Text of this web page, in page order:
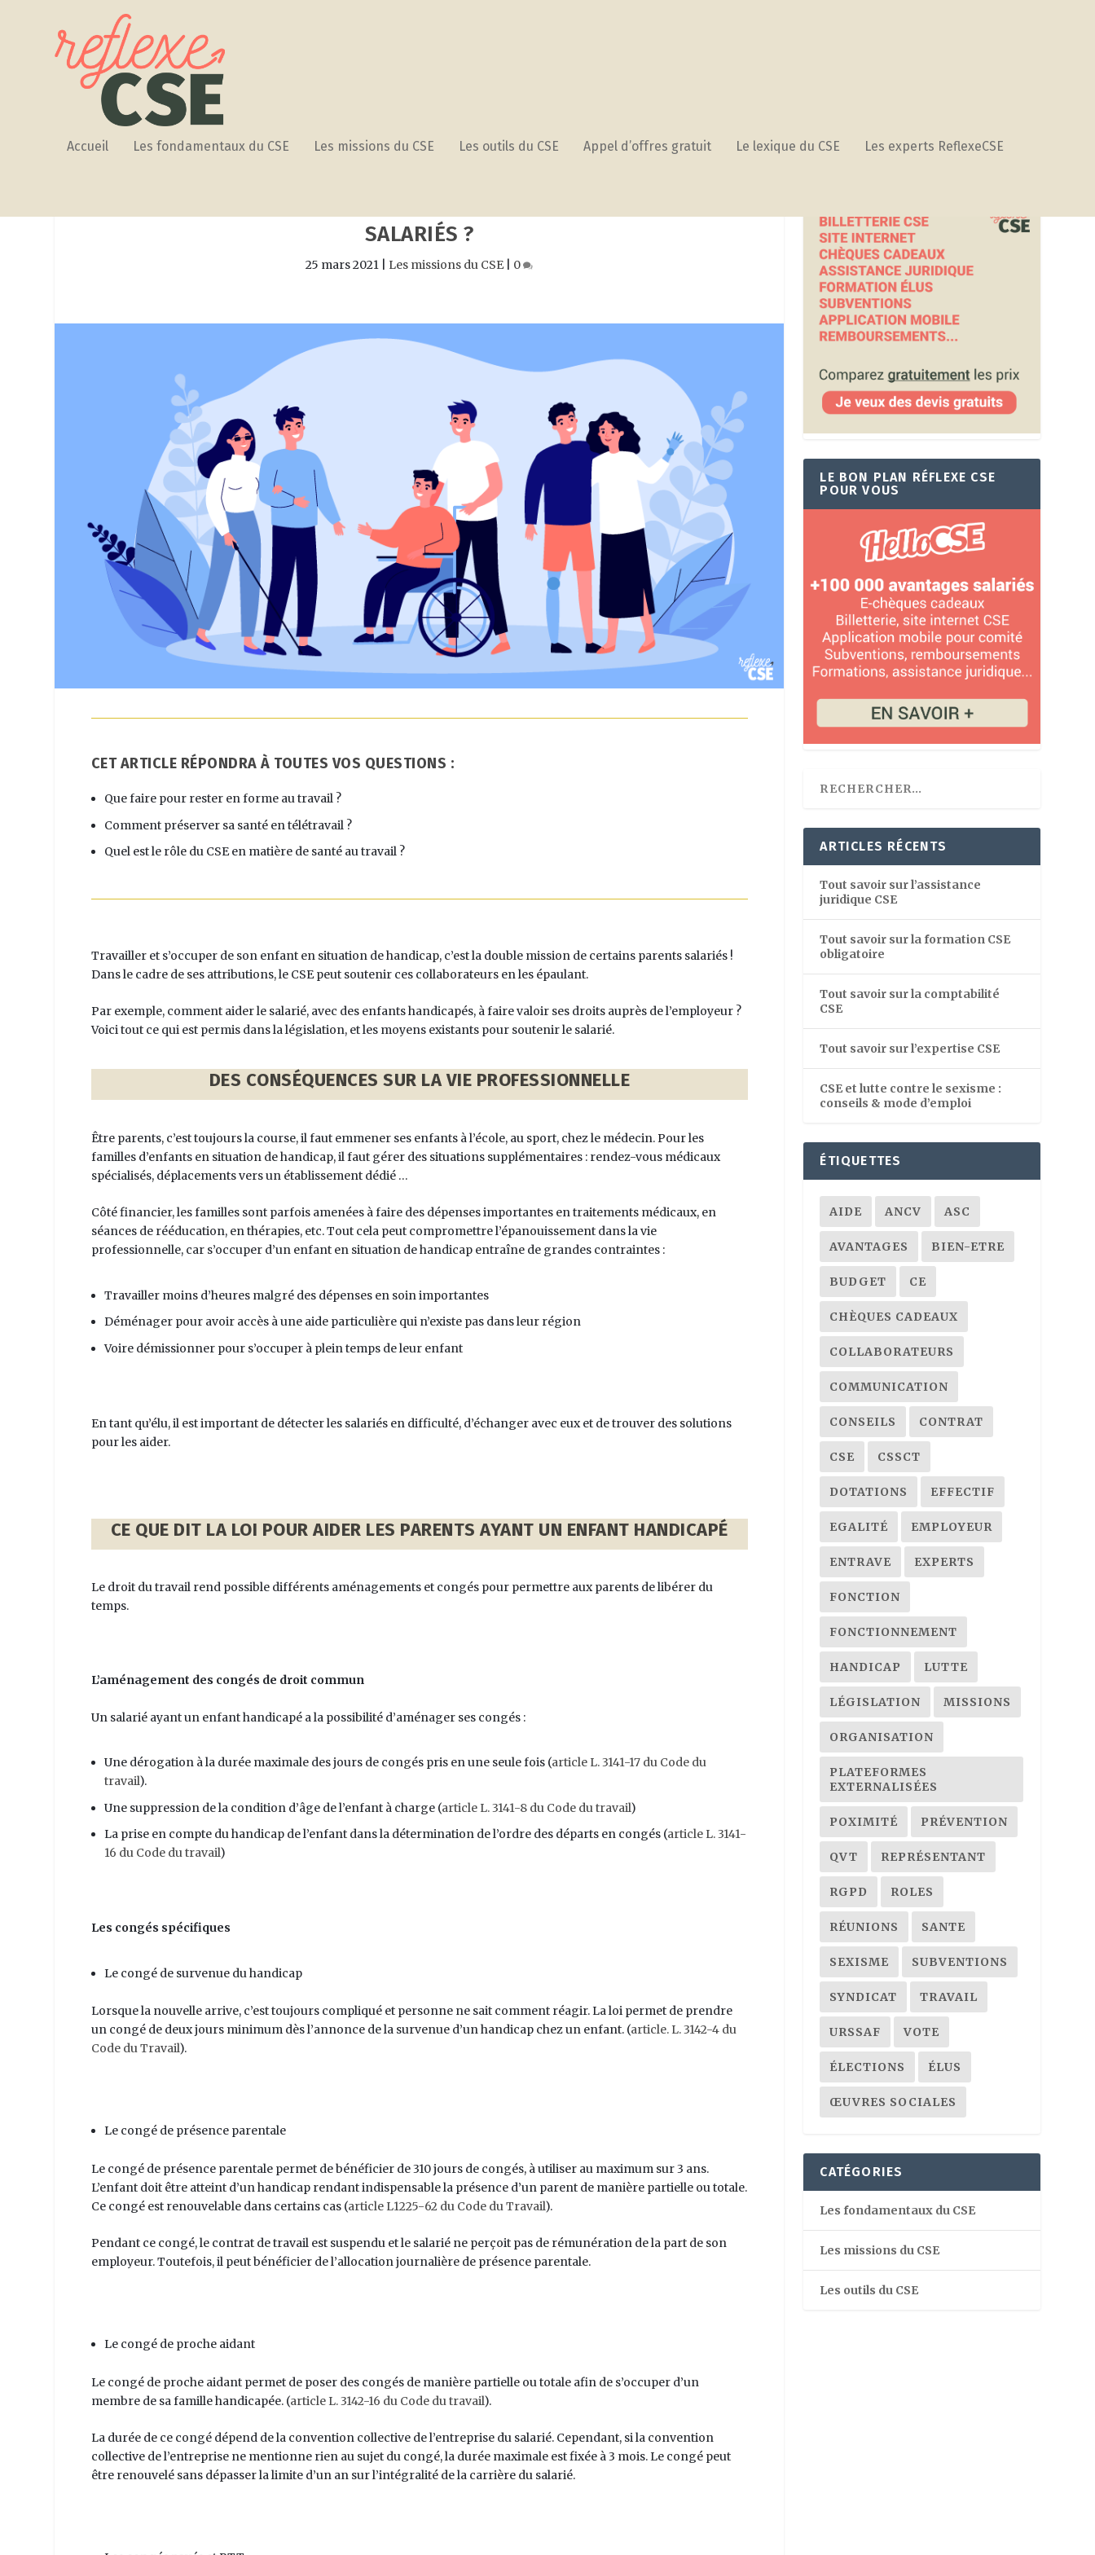
Accueil Les fondamentaux du CSE Les missions du CSE Les outils du CSE Appel d’offres gratuit Le lexique du CSE Les experts ReflexeCSE
SALARIÉS ?
25 mars 2021 Les missions du CSE 0
CET ARTICLE RÉPONDRA À TOUTES VOS QUESTIONS :
Que faire pour rester en forme au travail ?
Comment préserver sa santé en télétravail ?
Quel est le rôle du CSE en matière de santé au travail ?
Travailler et s’occuper de son enfant en situation de handicap, c’est la double mission de certains parents salariés !
Dans le cadre de ses attributions, le CSE peut soutenir ces collaborateurs en les épaulant.
Par exemple, comment aider le salarié, avec des enfants handicapés, à faire valoir ses droits auprès de l’employeur ?
Voici tout ce qui est permis dans la législation, et les moyens existants pour soutenir le salarié.
DES CONSÉQUENCES SUR LA VIE PROFESSIONNELLE
Être parents, c’est toujours la course, il faut emmener ses enfants à l’école, au sport, chez le médecin. Pour les
familles d’enfants en situation de handicap, il faut gérer des situations supplémentaires : rendez-vous médicaux
spécialisés, déplacements vers un établissement dédié …
Côté financier, les familles sont parfois amenées à faire des dépenses importantes en traitements médicaux, en
séances de rééducation, en thérapies, etc. Tout cela peut compromettre l’épanouissement dans la vie
professionnelle, car s’occuper d’un enfant en situation de handicap entraîne de grandes contraintes :
Travailler moins d’heures malgré des dépenses en soin importantes
Déménager pour avoir accès à une aide particulière qui n’existe pas dans leur région
Voire démissionner pour s’occuper à plein temps de leur enfant
En tant qu’élu, il est important de détecter les salariés en difficulté, d’échanger avec eux et de trouver des solutions
pour les aider.
CE QUE DIT LA LOI POUR AIDER LES PARENTS AYANT UN ENFANT HANDICAPÉ
Le droit du travail rend possible différents aménagements et congés pour permettre aux parents de libérer du
temps.
L’aménagement des congés de droit commun
Un salarié ayant un enfant handicapé a la possibilité d’aménager ses congés :
Une dérogation à la durée maximale des jours de congés pris en une seule fois (article L. 3141-17 du Code du
travail).
Une suppression de la condition d’âge de l’enfant à charge (article L. 3141-8 du Code du travail)
La prise en compte du handicap de l’enfant dans la détermination de l’ordre des départs en congés (article L. 3141-
16 du Code du travail)
Les congés spécifiques
Le congé de survenue du handicap
Lorsque la nouvelle arrive, c’est toujours compliqué et personne ne sait comment réagir. La loi permet de prendre
un congé de deux jours minimum dès l’annonce de la survenue d’un handicap chez un enfant. (article. L. 3142-4 du
Code du Travail).
Le congé de présence parentale
Le congé de présence parentale permet de bénéficier de 310 jours de congés, à utiliser au maximum sur 3 ans.
L’enfant doit être atteint d’un handicap rendant indispensable la présence d’un parent de manière partielle ou totale.
Ce congé est renouvelable dans certains cas (article L1225-62 du Code du Travail).
Pendant ce congé, le contrat de travail est suspendu et le salarié ne perçoit pas de rémunération de la part de son
employeur. Toutefois, il peut bénéficier de l’allocation journalière de présence parentale.
Le congé de proche aidant
Le congé de proche aidant permet de poser des congés de manière partielle ou totale afin de s’occuper d’un
membre de sa famille handicapée. (article L. 3142-16 du Code du travail).
La durée de ce congé dépend de la convention collective de l’entreprise du salarié. Cependant, si la convention
collective de l’entreprise ne mentionne rien au sujet du congé, la durée maximale est fixée à 3 mois. Le congé peut
être renouvelé sans dépasser la limite d’un an sur l’intégralité de la carrière du salarié.
LE BON PLAN RÉFLEXE CSE
POUR VOUS
ARTICLES RÉCENTS
Tout savoir sur l’assistance
juridique CSE
Tout savoir sur la formation CSE
obligatoire
Tout savoir sur la comptabilité
CSE
Tout savoir sur l’expertise CSE
CSE et lutte contre le sexisme :
conseils & mode d’emploi
ÉTIQUETTES
AIDE ANCV ASC
AVANTAGES BIEN-ETRE
BUDGET CE
CHÈQUES CADEAUX
COLLABORATEURS
COMMUNICATION
CONSEILS CONTRAT
CSE CSSCT
DOTATIONS EFFECTIF
EGALITÉ EMPLOYEUR
ENTRAVE EXPERTS
FONCTION
FONCTIONNEMENT
HANDICAP LUTTE
LÉGISLATION MISSIONS
ORGANISATION
PLATEFORMES
EXTERNALISÉES
POXIMITÉ PRÉVENTION
QVT REPRÉSENTANT
RGPD ROLES
RÉUNIONS SANTE
SEXISME SUBVENTIONS
SYNDICAT TRAVAIL
URSSAF VOTE
ÉLECTIONS ÉLUS
ŒUVRES SOCIALES
CATÉGORIES
Les fondamentaux du CSE
Les missions du CSE
Les outils du CSE